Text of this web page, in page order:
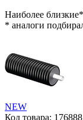
Наиболее
* аналоги
NEW
Код товара: 176888